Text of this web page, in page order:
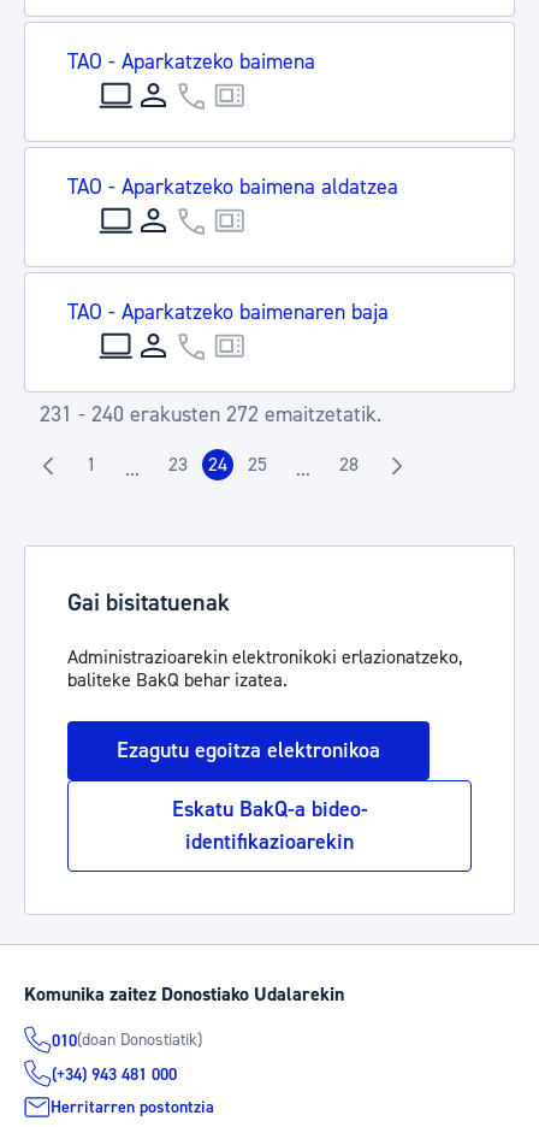
TAO - Aparkatzeko baimena
TAO - Aparkatzeko baimena aldatzea
TAO - Aparkatzeko baimenaren baja
231 - 240 erakusten 272 emaitzetatik.
Orrialdea
1 ...Intermediate Pages Use TAB to navigate.
Orrialdea
23 Orrialdea
24 Orrialdea
25 ...Intermediate Pages Use TAB
Orrialdea
28
Gai bisitatuenak
Administrazioarekin elektronikoki erlazionatzeko,
baliteke BakQ behar izatea.
Ezagutu egoitza elektronikoa
Eskatu BakQ-a bideo-
identifikazioarekin
Komunika zaitez Donostiako Udalarekin
010(doan Donostiatik)
(+34) 943 481 000
Herritarren postontzia